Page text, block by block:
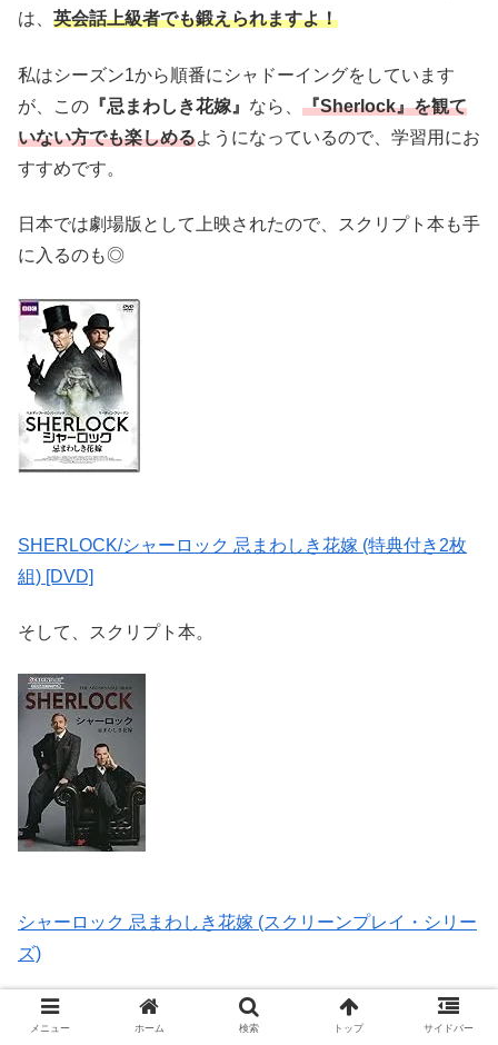
は、 英会話上級者でも鍛えられますよ！
私はシーズン1から順番にシャドーイングをしています
が、この 『忌まわしき花嫁』 なら、 『Sherlock』を観て
いない方でも楽しめるようになっているので、学習用にお
すすめです。
日本では劇場版として上映されたので、スクリプト本も手
に入るのも◎
SHERLOCK/シャーロック 忌まわしき花嫁 (特典付き2枚
組) [DVD]
そして、スクリプト本。
シャーロック 忌まわしき花嫁 (スクリーンプレイ・シリー
ズ)
メニュー ホーム 検索 トップ サイドバー